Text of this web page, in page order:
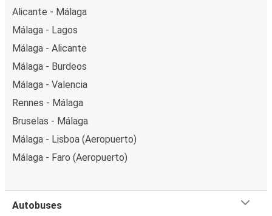
Alicante - Málaga
Málaga - Lagos
Málaga - Alicante
Málaga - Burdeos
Málaga - Valencia
Rennes - Málaga
Bruselas - Málaga
Málaga - Lisboa (Aeropuerto)
Málaga - Faro (Aeropuerto)
Autobuses